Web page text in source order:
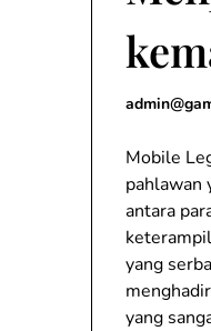
Mobile
pahlawan
antara
yang
yang